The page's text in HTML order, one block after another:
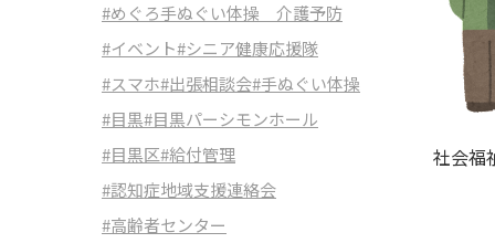
社会
#めぐろ手ぬぐい体操 介護予防
#イベント#シニア健康応援隊
#スマホ#出張相談会#手ぬぐい体操
#目黒#目黒パーシモンホール
#目黒区#給付管理
#認知症地域支援連絡会
#高齢者センター